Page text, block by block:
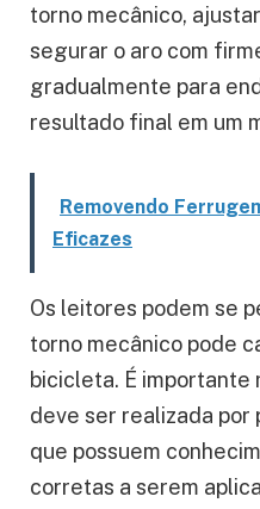
torno mecânico,
segurar o aro com
gradualmente para
resultado final em um
Removendo
Eficazes
Os leitores podem se
torno mecânico pode
bicicleta. É
deve ser realizada por
que possuem
corretas a serem